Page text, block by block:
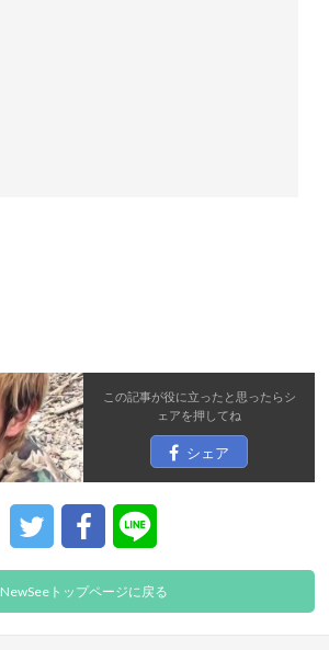
この記事が役に立ったと思ったらシ
ェアを押してね
シェア
NewSeeトップページに戻る